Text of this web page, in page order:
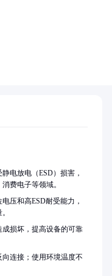
电放电（ESD）损害，
费电子等领域。
压和高ESD耐受能力，
损坏，提高设备的可靠
连接；使用环境温度不